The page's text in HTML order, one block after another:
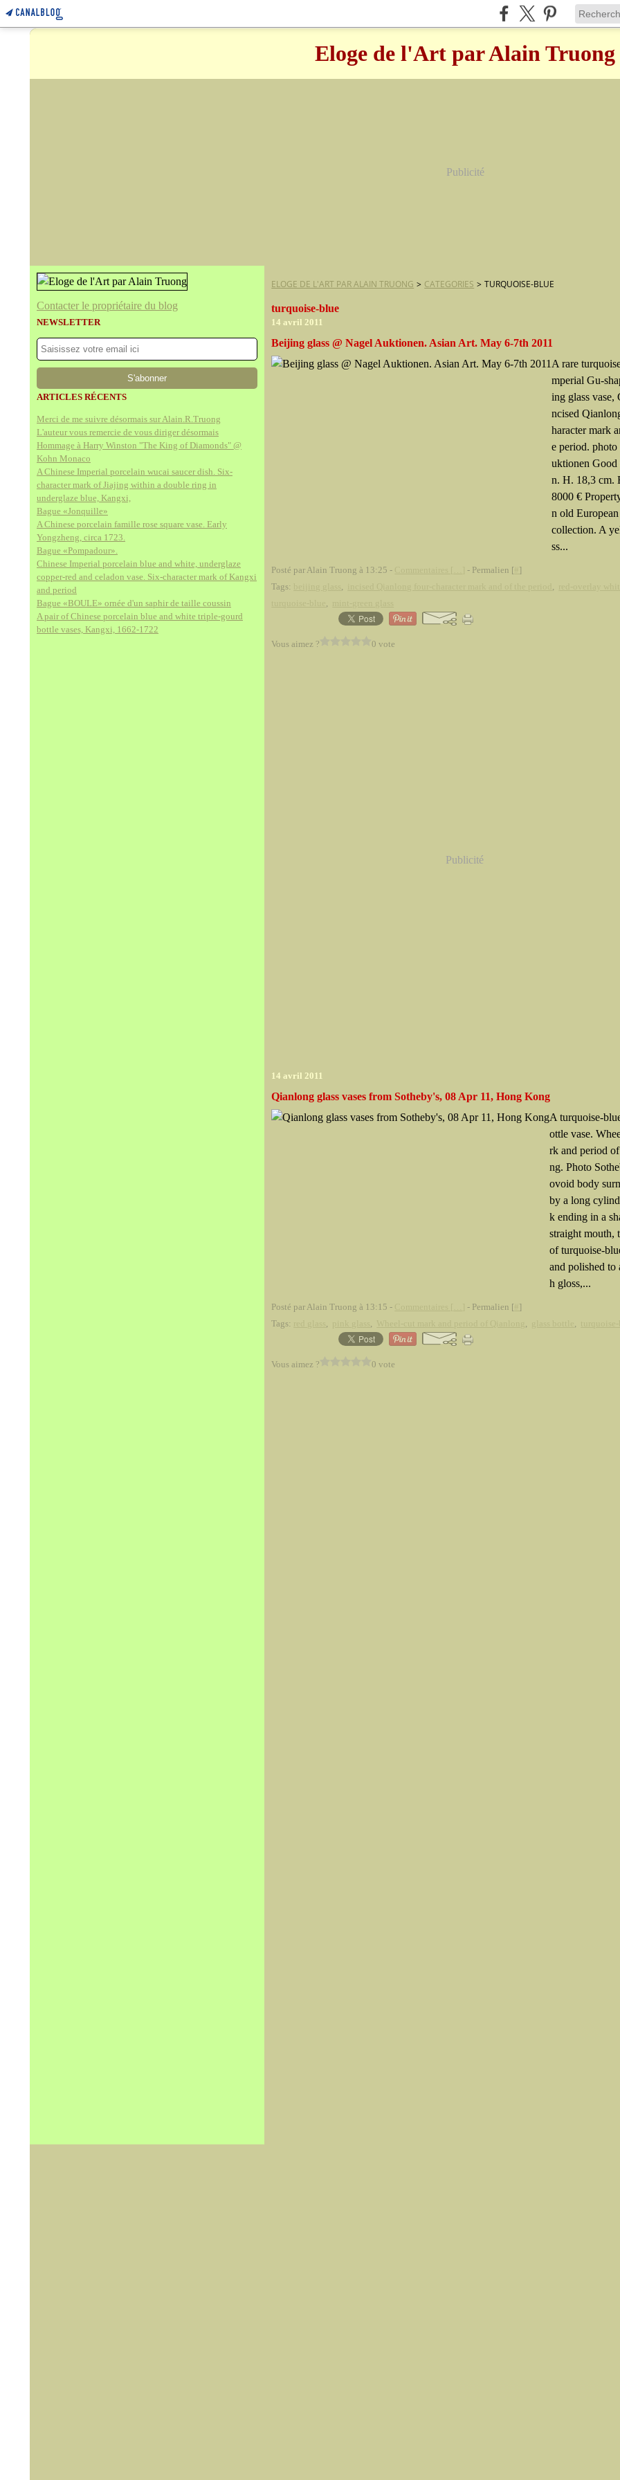
Eloge de l'Art par Alain Truong
Publicité
Contacter le propriétaire du blog
NEWSLETTER
ARTICLES RÉCENTS
Merci de me suivre désormais sur Alain.R.Truong
L'auteur vous remercie de vous diriger désormais
Hommage à Harry Winston "The King of Diamonds" @
Kohn Monaco
A Chinese Imperial porcelain wucai saucer dish. Six-
character mark of Jiajing within a double ring in
underglaze blue, Kangxi,
Bague «Jonquille»
A Chinese porcelain famille rose square vase. Early
Yongzheng, circa 1723.
Bague «Pompadour».
Chinese Imperial porcelain blue and white, underglaze
copper-red and celadon vase. Six-character mark of Kangxi
and period
Bague «BOULE» ornée d'un saphir de taille coussin
A pair of Chinese porcelain blue and white triple-gourd
bottle vases, Kangxi, 1662-1722
ELOGE DE L'ART PAR ALAIN TRUONG > CATEGORIES > TURQUOISE-BLUE
turquoise-blue
14 avril 2011
Beijing glass @ Nagel Auktionen. Asian Art. May 6-7th 2011
A rare
mperial Gu-
ing glass vase,
ncised
haracter mark
e period.
uktionen
n. H. 18,3 cm.
8000 €
n old
collection. A
ss...
Posté par Alain Truong à 13:25 - - Permalien [ ]
Tags:
, ,
,
Vous aimez ? 0 vote
Publicité
14 avril 2011
Qianlong glass vases from Sotheby's, 08 Apr 11, Hong Kong
A turquoise-
ottle vase.
rk and period
ng. Photo
ovoid body
by a long
k ending in a
straight mouth,
of turquoise-
and polished to
h gloss,...
Posté par Alain Truong à 13:15 - - Permalien [ ]
Tags:
, , , ,
Vous aimez ? 0 vote